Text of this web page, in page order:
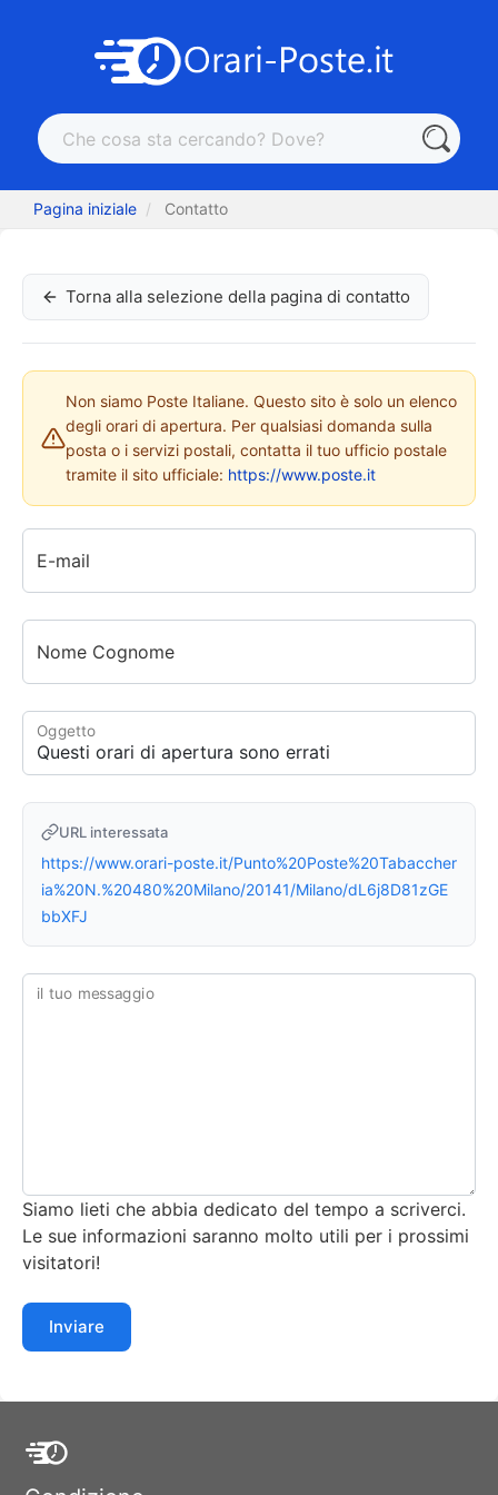
Pagina iniziale Contatto
Torna alla selezione della pagina di contatto
Non siamo Poste Italiane. Questo sito è solo un elenco
degli orari di apertura. Per qualsiasi domanda sulla
posta o i servizi postali, contatta il tuo ufficio postale
tramite il sito ufficiale: https://www.poste.it
E-mail
Nome Cognome
Oggetto
URL interessata
https://www.orari-poste.it/Punto%20Poste%20Tabaccher
ia%20N.%20480%20Milano/20141/Milano/dL6j8D81zGE
bbXFJ
il tuo messaggio
Siamo lieti che abbia dedicato del tempo a scriverci.
Le sue informazioni saranno molto utili per i prossimi
visitatori!
Inviare